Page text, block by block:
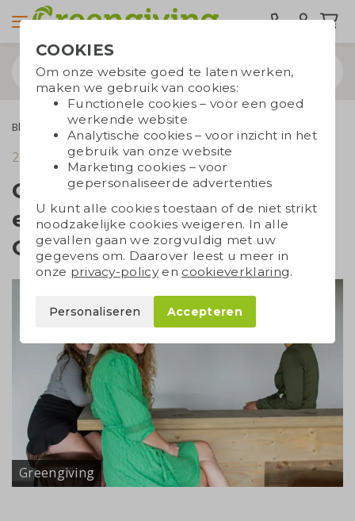
Blogs
2 oktober 2023 leestijd 4 min.
Collega's Joanne, Mariëlle
en Marian over hun baan bij
Greengiving
Greengiving
COOKIES
Om onze website goed te laten werken,
maken we gebruik van cookies:
Functionele cookies – voor een goed
werkende website
Analytische cookies – voor inzicht in het
gebruik van onze website
Marketing cookies – voor
gepersonaliseerde advertenties
U kunt alle cookies toestaan of de niet strikt
noodzakelijke cookies weigeren. In alle
gevallen gaan we zorgvuldig met uw
gegevens om. Daarover leest u meer in
onze privacy-policyen cookieverklaring.
Personaliseren Accepteren